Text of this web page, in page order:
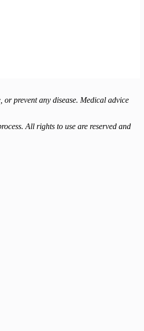
prevent any disease. Medical advice
All rights to use are reserved and